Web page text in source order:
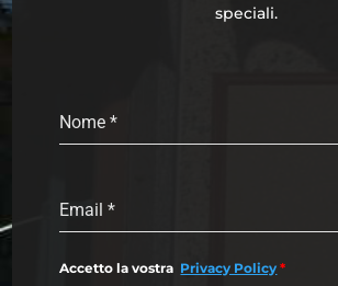
speciali.
Nome*
Email*
Accetto la vostra Privacy Policy *